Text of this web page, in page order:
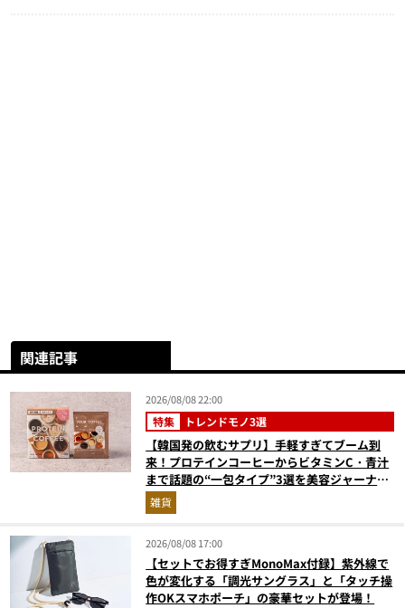
関連記事
2026/08/08 22:00
特集 トレンドモノ3選
【韓国発の飲むサプリ】手軽すぎてブーム到
来！プロテインコーヒーからビタミンC・青汁
まで話題の“一包タイプ”3選を美容ジャーナリ
ストが徹底解説
雑貨
2026/08/08 17:00
【セットでお得すぎMonoMax付録】紫外線で
色が変化する「調光サングラス」と「タッチ操
作OKスマホポーチ」の豪華セットが登場！